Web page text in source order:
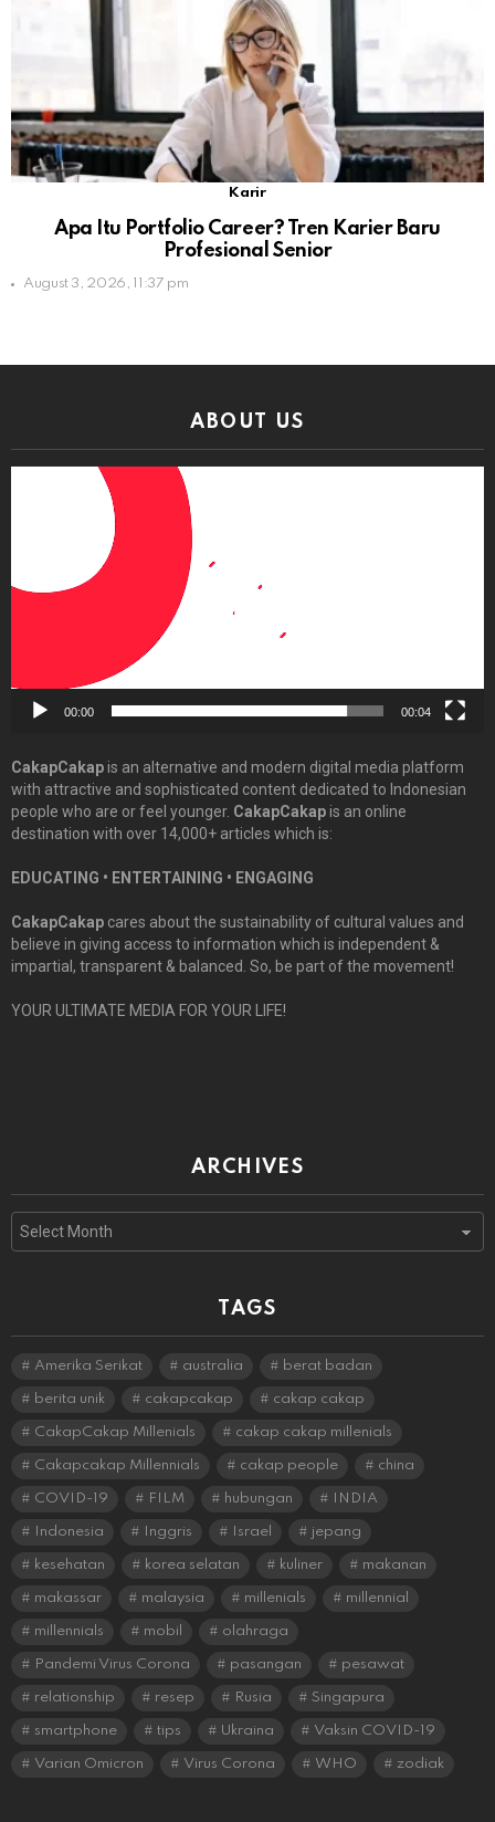
Karir
Apa Itu Portfolio Career? Tren Karier Baru
Profesional Senior
August 3, 2026, 11:37 pm
ABOUT US
00:00 00:04
CakapCakapis an alternative and modern digital media platform
with attractive and sophisticated content dedicated to Indonesian
people who are or feel younger. CakapCakapis an online
destination with over 14,000+ articles which is:
EDUCATING • ENTERTAINING • ENGAGING
CakapCakap cares about the sustainability of cultural values and
believe in giving access to information which is independent &
impartial, transparent & balanced. So, be part of the movement!
YOUR ULTIMATE MEDIA FOR YOUR LIFE!
ARCHIVES
Archives
TAGS
Amerika Serikat australia berat badan
berita unik cakapcakap cakap cakap
CakapCakap Millenials cakap cakap millenials
Cakapcakap Millennials cakap people china
COVID-19 FILM hubungan INDIA
Indonesia Inggris Israel jepang
kesehatan korea selatan kuliner makanan
makassar malaysia millenials millennial
millennials mobil olahraga
Pandemi Virus Corona pasangan pesawat
relationship resep Rusia Singapura
smartphone tips Ukraina Vaksin COVID-19
Varian Omicron Virus Corona WHO zodiak